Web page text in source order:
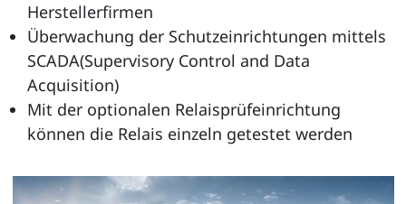
Herstellerfirmen
Überwachung der Schutzeinrichtungen mittels
SCADA(Supervisory Control and Data
Acquisition)
Mit der optionalen Relaisprüfeinrichtung
können die Relais einzeln getestet werden